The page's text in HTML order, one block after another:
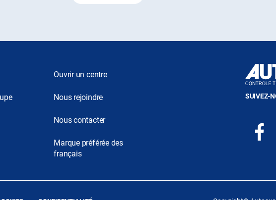
Ouvrir un centre
Nous rejoindre
Nous contacter
Marque préférée des
français
SUIVEZ-